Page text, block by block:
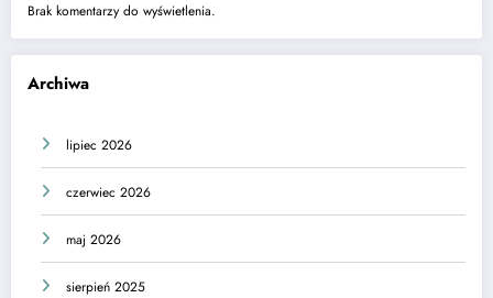
Brak komentarzy do wyświetlenia.
Archiwa
lipiec 2026
czerwiec 2026
maj 2026
sierpień 2025